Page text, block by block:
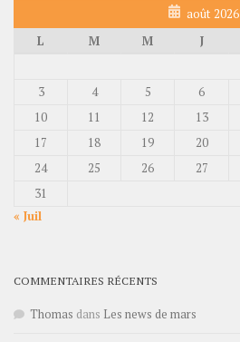
août 2026
L
M M J
3
4 5 6
10
11 12 13
17
18 19 20
24
25 26 27
31
« Juil
COMMENTAIRES RÉCENTS
Thomas dans Les news de mars